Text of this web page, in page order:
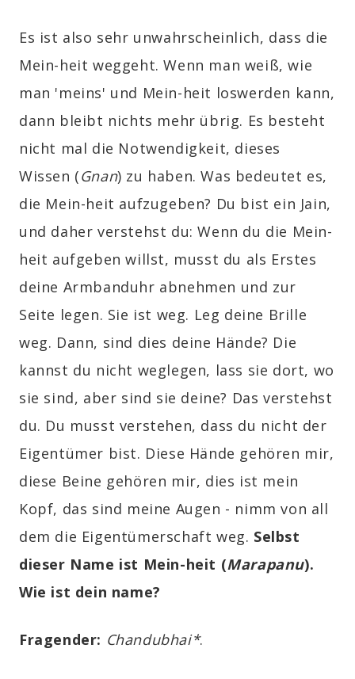
Es ist also sehr unwahrscheinlich, dass die
Mein-heit weggeht. Wenn man weiß, wie
man 'meins' und Mein-heit loswerden kann,
dann bleibt nichts mehr übrig. Es besteht
nicht mal die Notwendigkeit, dieses
Wissen (Gnan) zu haben. Was bedeutet es,
die Mein-heit aufzugeben? Du bist ein Jain,
und daher verstehst du: Wenn du die Mein-
heit aufgeben willst, musst du als Erstes
deine Armbanduhr abnehmen und zur
Seite legen. Sie ist weg. Leg deine Brille
weg. Dann, sind dies deine Hände? Die
kannst du nicht weglegen, lass sie dort, wo
sie sind, aber sind sie deine? Das verstehst
du. Du musst verstehen, dass du nicht der
Eigentümer bist. Diese Hände gehören mir,
diese Beine gehören mir, dies ist mein
Kopf, das sind meine Augen - nimm von all
dem die Eigentümerschaft weg. Selbst
dieser Name ist Mein-heit (Marapanu).
Wie ist dein name?
Fragender: Chandubhai*.